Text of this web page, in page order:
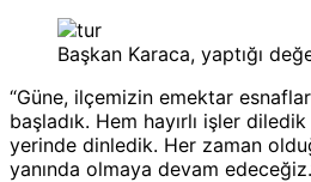
Başkan Karaca, yaptığı
“Güne, ilçemizin emektar
başladık. Hem hayırlı işler
yerinde dinledik. Her zaman
yanında olmaya devam